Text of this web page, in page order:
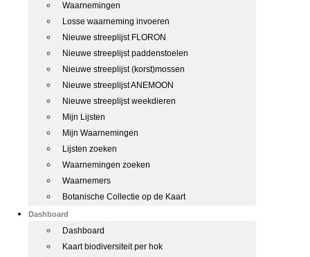
Waarnemingen
Losse waarneming invoeren
Nieuwe streeplijst FLORON
Nieuwe streeplijst paddenstoelen
Nieuwe streeplijst (korst)mossen
Nieuwe streeplijst ANEMOON
Nieuwe streeplijst weekdieren
Mijn Lijsten
Mijn Waarnemingen
Lijsten zoeken
Waarnemingen zoeken
Waarnemers
Botanische Collectie op de Kaart
Dashboard
Dashboard
Kaart biodiversiteit per hok